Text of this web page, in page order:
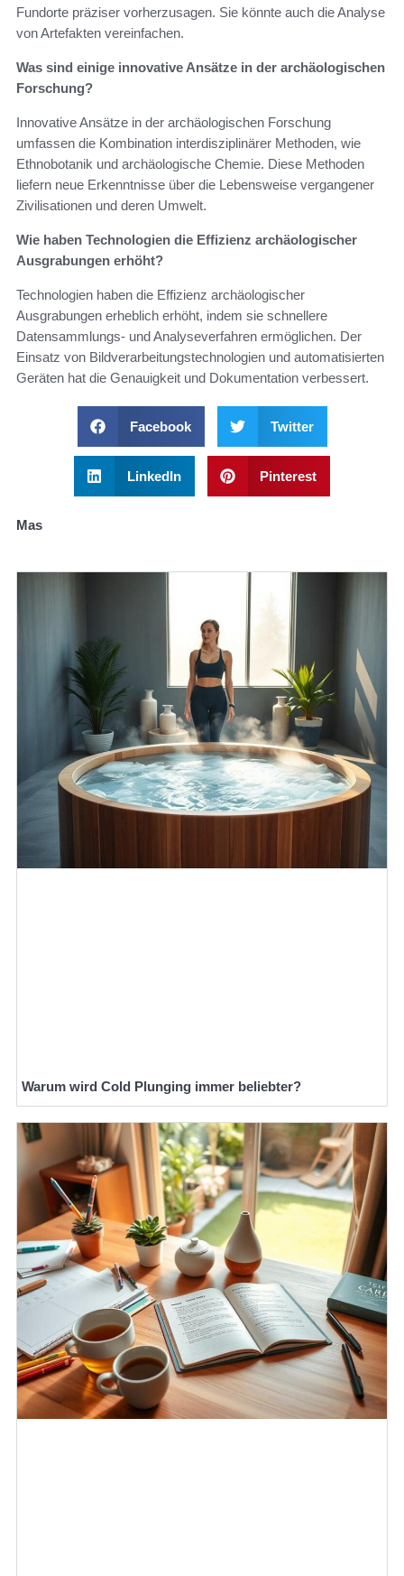
Fundorte präziser vorherzusagen. Sie könnte auch die Analyse
von Artefakten vereinfachen.
Was sind einige innovative Ansätze in der archäologischen
Forschung?
Innovative Ansätze in der archäologischen Forschung
umfassen die Kombination interdisziplinärer Methoden, wie
Ethnobotanik und archäologische Chemie. Diese Methoden
liefern neue Erkenntnisse über die Lebensweise vergangener
Zivilisationen und deren Umwelt.
Wie haben Technologien die Effizienz archäologischer
Ausgrabungen erhöht?
Technologien haben die Effizienz archäologischer
Ausgrabungen erheblich erhöht, indem sie schnellere
Datensammlungs- und Analyseverfahren ermöglichen. Der
Einsatz von Bildverarbeitungstechnologien und automatisierten
Geräten hat die Genauigkeit und Dokumentation verbessert.
Facebook Twitter
LinkedIn Pinterest
Mas
Warum wird Cold Plunging immer beliebter?